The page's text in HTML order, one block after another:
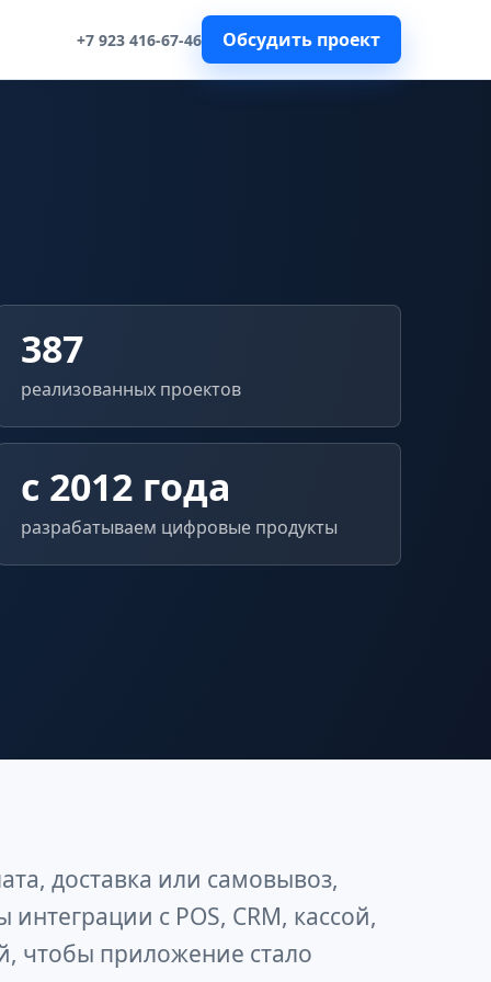
+7 923 416-67-46 Обсудить проект
387
реализованных проектов
с 2012 года
разрабатываем цифровые продукты
доставка или самовывоз,
с POS, CRM, кассой,
чтобы приложение стало